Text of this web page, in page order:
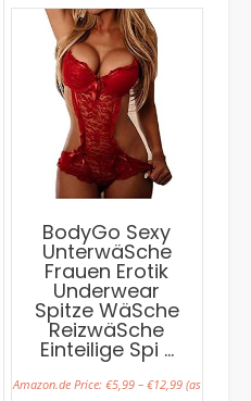
BodyGo Sexy
UnterwäSche
Frauen Erotik
Underwear
Spitze WäSche
ReizwäSche
Einteilige Spi …
Amazon.de Price: €5,99– €12,99(as